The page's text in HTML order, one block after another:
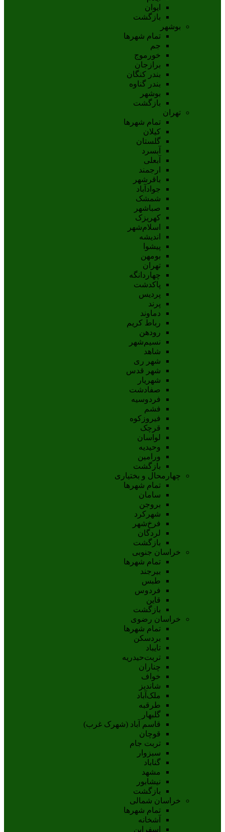
ايوان
بازگشت
بوشهر
تمام شهر‌ها
جم
خورموج
برازجان
بندر کنگان
بندر گناوه
بوشهر
بازگشت
تهران
تمام شهر‌ها
کیلان
گلستان
آبسرد
آبعلی
ارجمند
باقرشهر
جوادآباد
شمشک
صباشهر
کهریزک
اسلام‌شهر
اندیشه
پيشوا
بومهن
تهران
چهاردانگه
پاکدشت
پردیس
پرند
دماوند
رباط کریم
رودهن
نسيم‌شهر
شاهد
شهر ری
شهر قدس
شهریار
صفادشت
فردوسیه
فشم
فیروزکوه
قرچک
لواسان
وحیدیه
ورامین
بازگشت
چهارمحال و بختیاری
تمام شهر‌ها
سامان
بروجن
شهرکرد
فرخ‌شهر
لردگان
بازگشت
خراسان جنوبی
تمام شهر‌ها
بيرجند
طبس
فردوس
قاين
بازگشت
خراسان رضوی
تمام شهر‌ها
بردسکن
تایباد
تربت‌حیدریه
چناران
خواف
شاندیز
ملک‌آباد
طرقبه
گلبهار
قاسم آباد (شهرک غرب)
قوچان
تربت جام
سبزوار
گناباد
مشهد
نيشابور
بازگشت
خراسان شمالی
تمام شهر‌ها
آشخانه
اسفراين